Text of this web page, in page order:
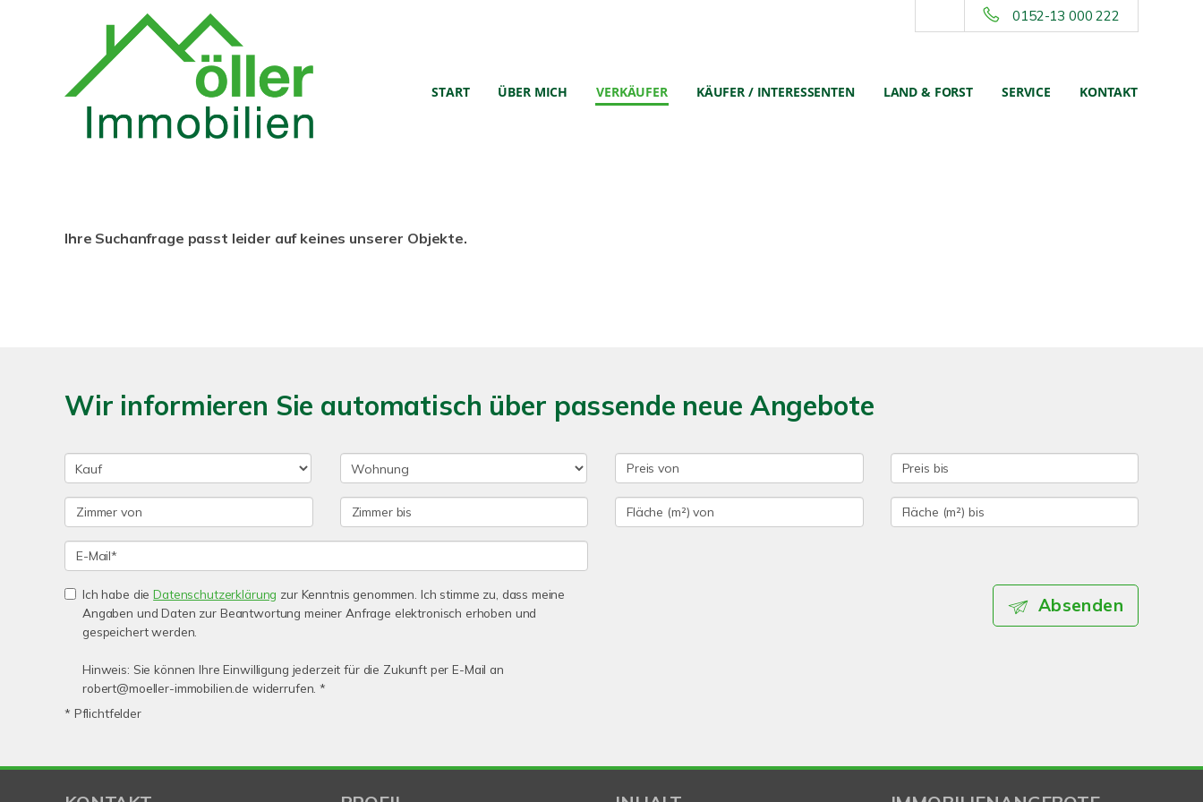
0152-13 000 222
START ÜBER MICH VERKÄUFER KÄUFER / INTERESSENTEN LAND & FORST SERVICE KONTAKT
Ihre Suchanfrage passt leider auf keines unserer Objekte.
Wir informieren Sie automatisch über passende neue Angebote
Ich habe dieDatenschutzerklärung zur Kenntnis genommen. Ich stimme zu, dass meine
Angaben und Daten zur Beantwortung meiner Anfrage elektronisch erhoben und
gespeichert werden.
Hinweis: Sie können Ihre Einwilligung jederzeit für die Zukunft per E-Mail an
robert@moeller-immobilien.de widerrufen. *
* Pflichtfelder
Absenden